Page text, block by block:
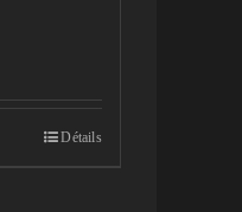
Détails